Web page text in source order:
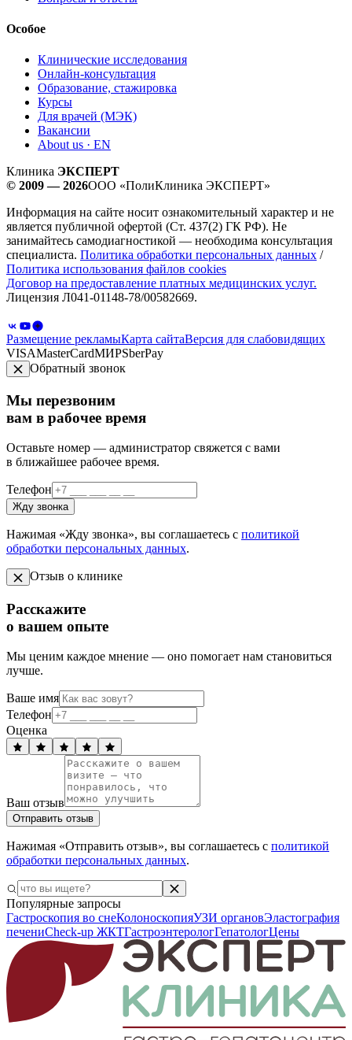
Особое
Клинические исследования
Онлайн-консультация
Образование, стажировка
Курсы
Для врачей (МЭК)
Вакансии
About us · EN
Клиника ЭКСПЕРТ
© 2009 — 2026ООО «ПолиКлиника ЭКСПЕРТ»
Информация на сайте носит ознакомительный характер и не
является публичной офертой (Ст. 437(2) ГК РФ). Не
занимайтесь самодиагностикой — необходима консультация
специалиста. Политика обработки персональных данных /
Политика использования файлов cookies
Договор на предоставление платных медицинских услуг.
Лицензия Л041-01148-78/00582669.
Размещение рекламыКарта сайтаВерсия для слабовидящих
VISAMasterCardМИРSberPay
Обратный звонок
Мы перезвоним
вам в рабочее время
Оставьте номер — администратор свяжется с вами
в ближайшее рабочее время.
Телефон
Жду звонка
Нажимая «Жду звонка», вы соглашаетесь с политикой
обработки персональных данных.
Отзыв о клинике
Расскажите
о вашем опыте
Мы ценим каждое мнение — оно помогает нам становиться
лучше.
Ваше имя
Телефон
Оценка
Ваш отзыв
Отправить отзыв
Нажимая «Отправить отзыв», вы соглашаетесь с политикой
обработки персональных данных.
Популярные запросы
Гастроскопия во снеКолоноскопияУЗИ органовЭластография
печениCheck-up ЖКТГастроэнтерологГепатологЦены